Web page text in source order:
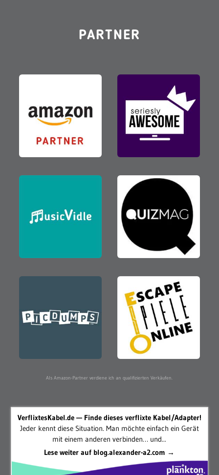
PARTNER
Als Amazon-Partner verdiene ich an qualifizierten Verkäufen.
VerflixtesKabel.de — Finde dieses verflixte Kabel/Adapter!
Jeder kennt diese Situation. Man möchte einfach ein Gerät
mit einem anderen verbinden… und...
Lese weiter auf blog.alexander-a2.com →